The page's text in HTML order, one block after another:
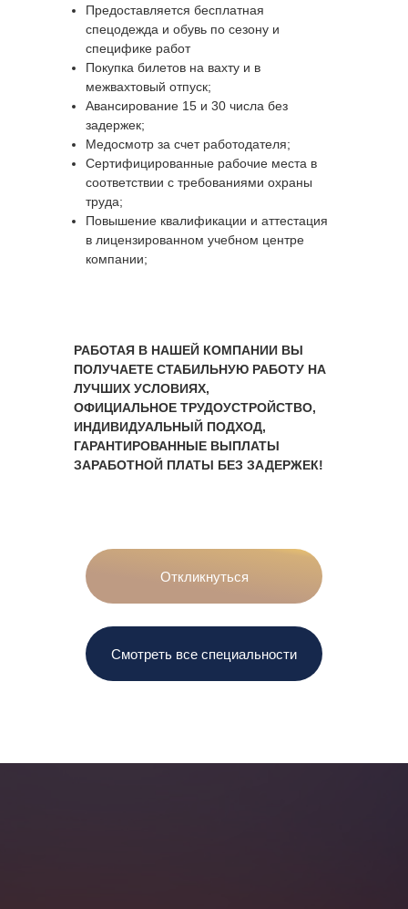
Предоставляется бесплатная
спецодежда и обувь по сезону и
специфике работ
Покупка билетов на вахту и в
межвахтовый отпуск;
Авансирование 15 и 30 числа без
задержек;
Медосмотр за счет работодателя;
Сертифицированные рабочие места в
соответствии с требованиями охраны
труда;
Повышение квалификации и аттестация
в лицензированном учебном центре
компании;
РАБОТАЯ В НАШЕЙ КОМПАНИИ ВЫ
ПОЛУЧАЕТЕ СТАБИЛЬНУЮ РАБОТУ НА
ЛУЧШИХ УСЛОВИЯХ,
ОФИЦИАЛЬНОЕ ТРУДОУСТРОЙСТВО,
ИНДИВИДУАЛЬНЫЙ ПОДХОД,
ГАРАНТИРОВАННЫЕ ВЫПЛАТЫ
ЗАРАБОТНОЙ ПЛАТЫ БЕЗ ЗАДЕРЖЕК!
Откликнуться
Смотреть все специальности